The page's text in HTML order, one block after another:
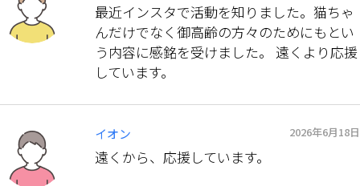
最近インスタで活動を知りました。猫ちゃ
んだけでなく御高齢の方々のためにもとい
う内容に感銘を受けました。 遠くより応援
しています。
イオン 2026年6月18日
遠くから、応援しています。